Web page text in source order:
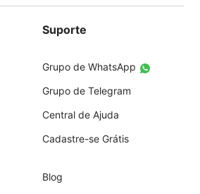
Suporte
Grupo de WhatsApp
Grupo de Telegram
Central de Ajuda
Cadastre-se Grátis
Blog